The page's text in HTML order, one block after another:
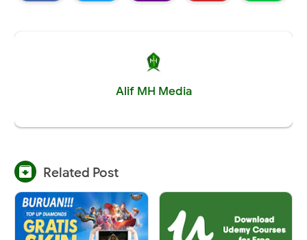
Alif MH Media
 Related Post